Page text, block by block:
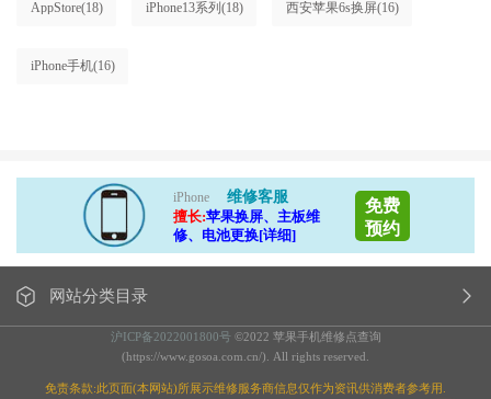
AppStore(18) iPhone13系列 (18) 西安苹果6s换屏(16)
iPhone手机(16)
iPhone
维修客服
擅长:苹果换屏、主板维
修、电池更换[详细]
免费
预约
网站分类目录
沪ICP备2022001800号 ©2022 苹果手机维修点查询
(https://www.gosoa.com.cn/). All rights reserved.
免责条款:此页面(本网站)所展示维修服务商信息仅作为资讯供消费者参考用.